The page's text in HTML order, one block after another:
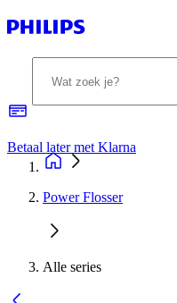
Betaal later met Klarna
Power Flosser
Alle series